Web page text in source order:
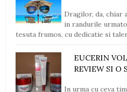
Dragilor, da, chiar
in randurile
tesuta frumos, cu dedicatie si
EUCERIN
REVIEW SI O
In urma cu ceva